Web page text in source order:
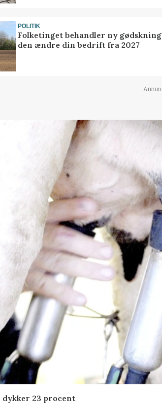
POLITIK
Folketinget behandler ny
den ændre din bedrift fra 2027
dykker 23 procent